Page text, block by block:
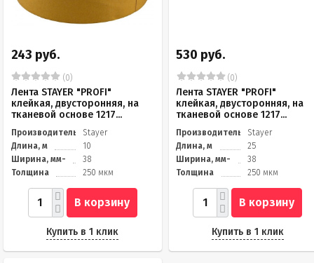
243 руб.
(0)
Лента STAYER "PROFI"
клейкая, двусторонняя, на
тканевой основе 1217...
Производитель
Stayer
Длина, м
10
Ширина, мм-
38
Толщина
250 мкм
В корзину
Купить в 1 клик
530 руб.
(0)
Лента STAYER "PROFI"
клейкая, двусторонняя, на
тканевой основе 1217...
Производитель
Stayer
Длина, м
25
Ширина, мм-
38
Толщина
250 мкм
В корзину
Купить в 1 клик